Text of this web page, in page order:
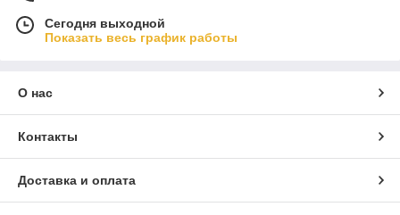
Сегодня выходной
Показать весь график работы
О нас
Контакты
Доставка и оплата